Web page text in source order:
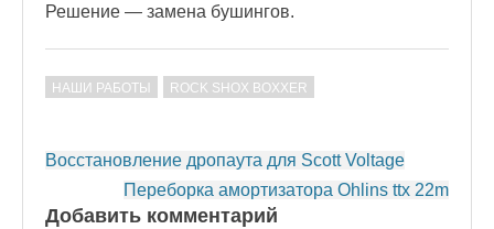
Решение — замена бушингов.
НАШИ РАБОТЫ ROCK SHOX BOXXER
Post
navigation
Восстановление дропаута для Scott Voltage
Переборка амортизатора Ohlins ttx 22m
Добавить комментарий